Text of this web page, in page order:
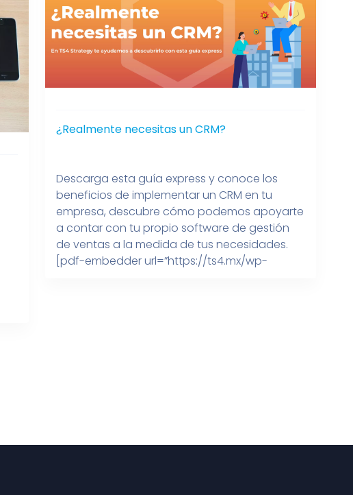
¿Realmente necesitas un CRM?
Descarga esta guía express y conoce los
beneficios de implementar un CRM en tu
empresa, descubre cómo podemos apoyarte
a contar con tu propio software de gestión
de ventas a la medida de tus necesidades.
[pdf-embedder url=”https://ts4.mx/wp-